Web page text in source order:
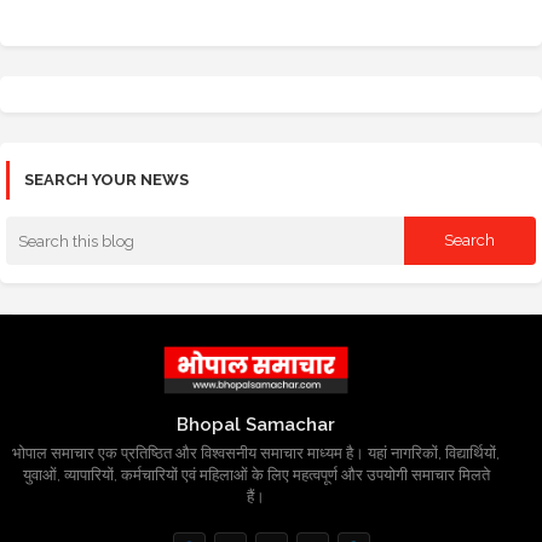
SEARCH YOUR NEWS
Bhopal Samachar
भोपाल समाचार एक प्रतिष्ठित और विश्वसनीय समाचार माध्यम है। यहां नागरिकों, विद्यार्थियों,
युवाओं, व्यापारियों, कर्मचारियों एवं महिलाओं के लिए महत्वपूर्ण और उपयोगी समाचार मिलते
हैं।